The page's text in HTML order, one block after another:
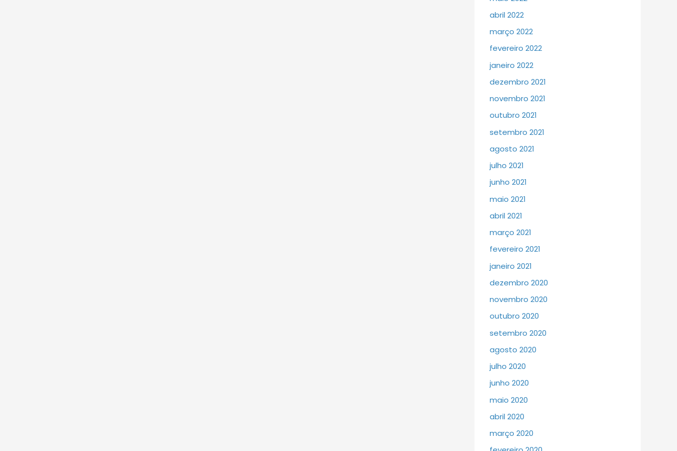
abril 2022
março 2022
fevereiro 2022
janeiro 2022
dezembro 2021
novembro 2021
outubro 2021
setembro 2021
agosto 2021
julho 2021
junho 2021
maio 2021
abril 2021
março 2021
fevereiro 2021
janeiro 2021
dezembro 2020
novembro 2020
outubro 2020
setembro 2020
agosto 2020
julho 2020
junho 2020
maio 2020
abril 2020
março 2020